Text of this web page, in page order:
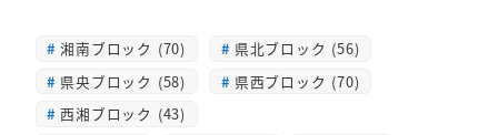
湘南ブロック (70)
県北ブロック (56)
県央ブロック (58)
県西ブロック (70)
西湘ブロック (43)